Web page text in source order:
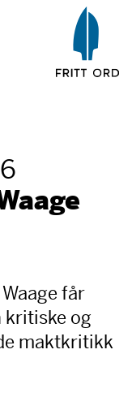
får
kritiske og
maktkritikk